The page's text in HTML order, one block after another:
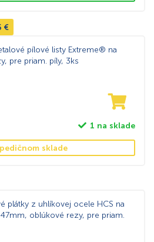
€
pílové listy Extreme® na
pre priam. píly, 3ks
1 na sklade
sklade
plátky z uhlíkovej ocele HCS na
oblúkové rezy, pre priam.